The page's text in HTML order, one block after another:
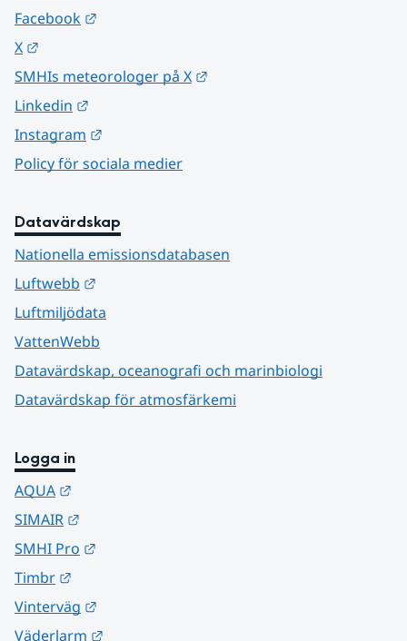
Facebook
X
SMHIs meteorologer på X
Linkedin
Instagram
Policy för sociala medier
Datavärdskap
Nationella emissionsdatabasen
Luftwebb
Luftmiljödata
VattenWebb
Datavärdskap, oceanografi och marinbiologi
Datavärdskap för atmosfärkemi
Logga in
AQUA
SIMAIR
SMHI Pro
Timbr
Vinterväg
Väderlarm